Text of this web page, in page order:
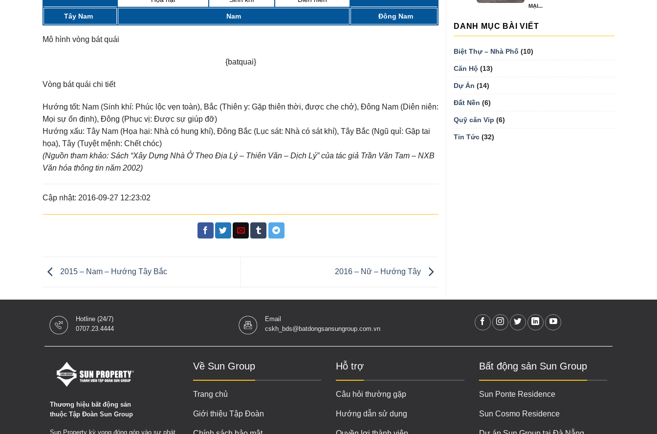
Tây Nam Nam Đông Nam
Mô hình vòng bát quái
{batquai}
Vòng bát quái chi tiết
Hướng tốt: Nam (Sinh khí: Phúc lộc vẹn toàn), Bắc (Thiên y: Gặp thiên thời, được che chở), Đông Nam (Diên niên:
Mọi sự ổn định), Đông (Phục vị: Được sự giúp đỡ)
Hướng xấu: Tây Nam (Họa hại: Nhà có hung khí), Đông Bắc (Lục sát: Nhà có sát khí), Tây Bắc (Ngũ quỉ: Gặp tai
họa), Tây (Tuyệt mệnh: Chết chóc)
(Nguồn tham khảo: Sách “Xây Dựng Nhà Ở Theo Địa Lý – Thiên Văn – Dịch Lý” của tác giả Trần Văn Tam – NXB
Văn hóa thông tin năm 2002)
Cập nhật: 2016-09-27 12:23:02
2015 – Nam – Hướng Tây Bắc 2016 – Nữ – Hướng Tây
DANH MỤC BÀI VIẾT
Biệt Thự – Nhà Phố (10)
Căn Hộ (13)
Dự Án (14)
Đất Nền (6)
Quỹ căn Vip (6)
Tin Tức (32)
Hotline (24/7)
0707.23.4444
Email
cskh_bds@batdongsansungroup.com.vn
Thương hiệu bất động sản
thuộc Tập Đoàn Sun Group
Sun Property kỳ vọng đóng góp vào sự phát
Về Sun Group
Trang chủ
Giới thiệu Tập Đoàn
Hỗ trợ
Câu hỏi thường gặp
Hướng dẫn sử dụng
Bất động sản Sun Group
Sun Ponte Residence
Sun Cosmo Residence